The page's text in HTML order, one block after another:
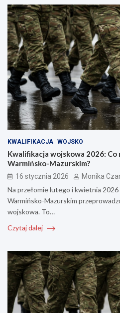
KWALIFIKACJA WOJSKO
Kwalifikacja wojskowa 2026: Co
Warmińsko-Mazurskim?
16 stycznia 2026 Monika
Na przełomie lutego i kwietnia
Warmińsko-Mazurskim
wojskowa. To…
Czytaj dalej